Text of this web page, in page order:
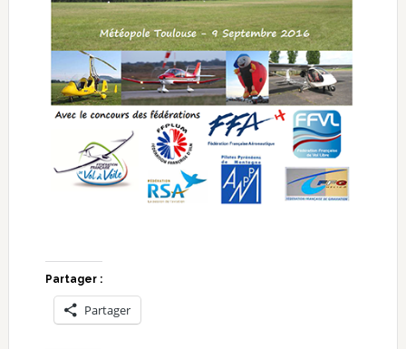
Partager :
Partager